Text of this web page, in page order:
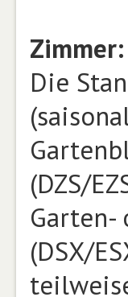
Zimmer:
Die
(DZS/
(DSX/